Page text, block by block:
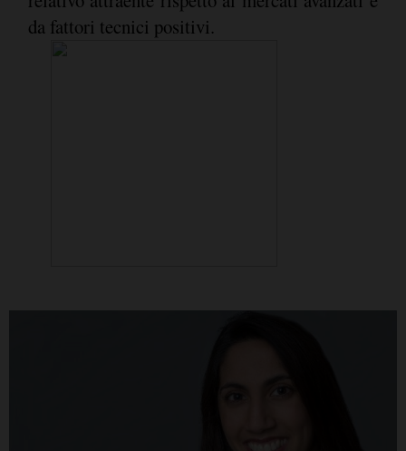
da fattori tecnici positivi.